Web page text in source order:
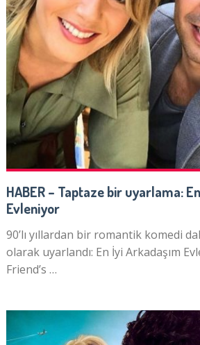
HABER – Taptaze bir uyarlama:
Evleniyor
90’lı yıllardan bir romantik komedi
olarak uyarlandı: En İyi Arkadaşım
Friend’s …